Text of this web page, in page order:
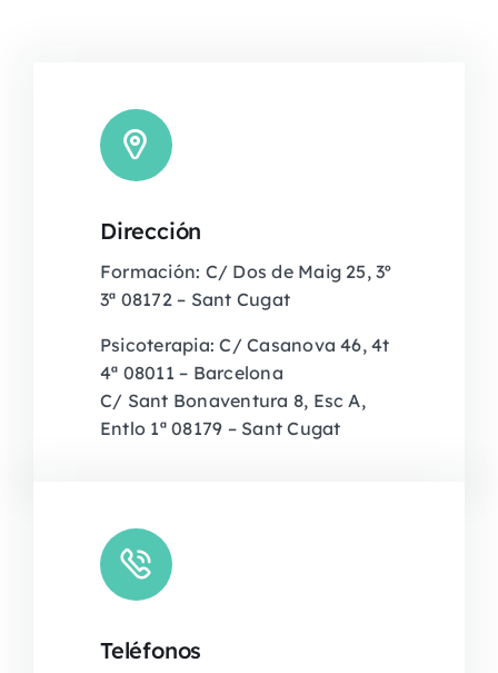
Dirección
Formación: C/ Dos de Maig 25, 3º
3ª 08172 – Sant Cugat
Psicoterapia: C/ Casanova 46, 4t
4ª 08011 – Barcelona
C/ Sant Bonaventura 8, Esc A,
Entlo 1ª 08179 – Sant Cugat
Teléfonos